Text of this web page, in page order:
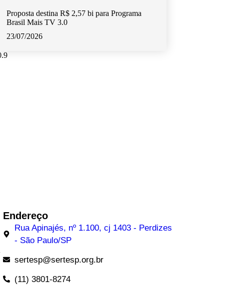
Proposta destina R$ 2,57 bi para Programa
Brasil Mais TV 3.0
23/07/2026
Endereço
Rua Apinajés, nº 1.100, cj 1403 - Perdizes
- São Paulo/SP
sertesp@sertesp.org.br
(11) 3801-8274